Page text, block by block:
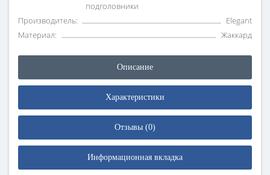
подголовники
Производитель:
Elegant
Материал:
Жаккард
Описание
Характеристики
Отзывы (0)
Информационная вкладка